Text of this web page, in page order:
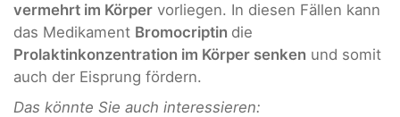
vermehrt im Körper vorliegen. In diesen Fällen kann
das Medikament Bromocriptin die
Prolaktinkonzentration im Körper senken und somit
auch der Eisprung fördern.
Das könnte Sie auch interessieren: